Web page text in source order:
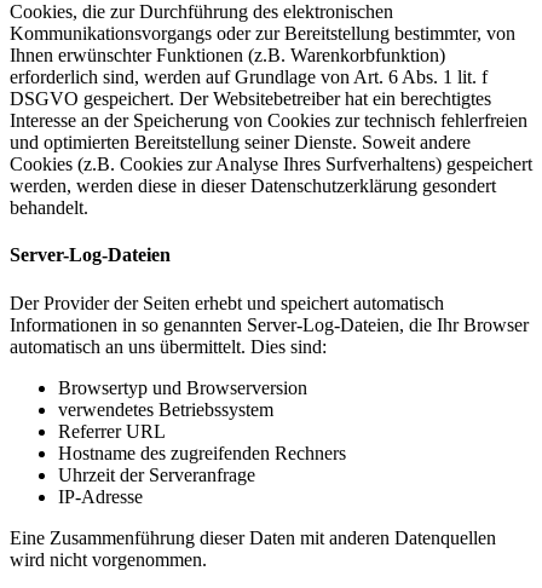
Cookies, die zur Durchführung des elektronischen
Kommunikationsvorgangs oder zur Bereitstellung bestimmter, von
Ihnen erwünschter Funktionen (z.B. Warenkorbfunktion)
erforderlich sind, werden auf Grundlage von Art. 6 Abs. 1 lit. f
DSGVO gespeichert. Der Websitebetreiber hat ein berechtigtes
Interesse an der Speicherung von Cookies zur technisch fehlerfreien
und optimierten Bereitstellung seiner Dienste. Soweit andere
Cookies (z.B. Cookies zur Analyse Ihres Surfverhaltens) gespeichert
werden, werden diese in dieser Datenschutzerklärung gesondert
behandelt.
Server-Log-Dateien
Der Provider der Seiten erhebt und speichert automatisch
Informationen in so genannten Server-Log-Dateien, die Ihr Browser
automatisch an uns übermittelt. Dies sind:
Browsertyp und Browserversion
verwendetes Betriebssystem
Referrer URL
Hostname des zugreifenden Rechners
Uhrzeit der Serveranfrage
IP-Adresse
Eine Zusammenführung dieser Daten mit anderen Datenquellen
wird nicht vorgenommen.